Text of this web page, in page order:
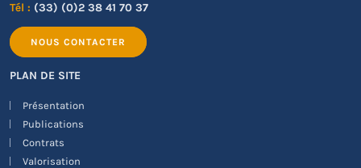
Tél : (33) (0)2 38 41 70 37
NOUS CONTACTER
PLAN DE SITE
Présentation
Publications
Contrats
Valorisation